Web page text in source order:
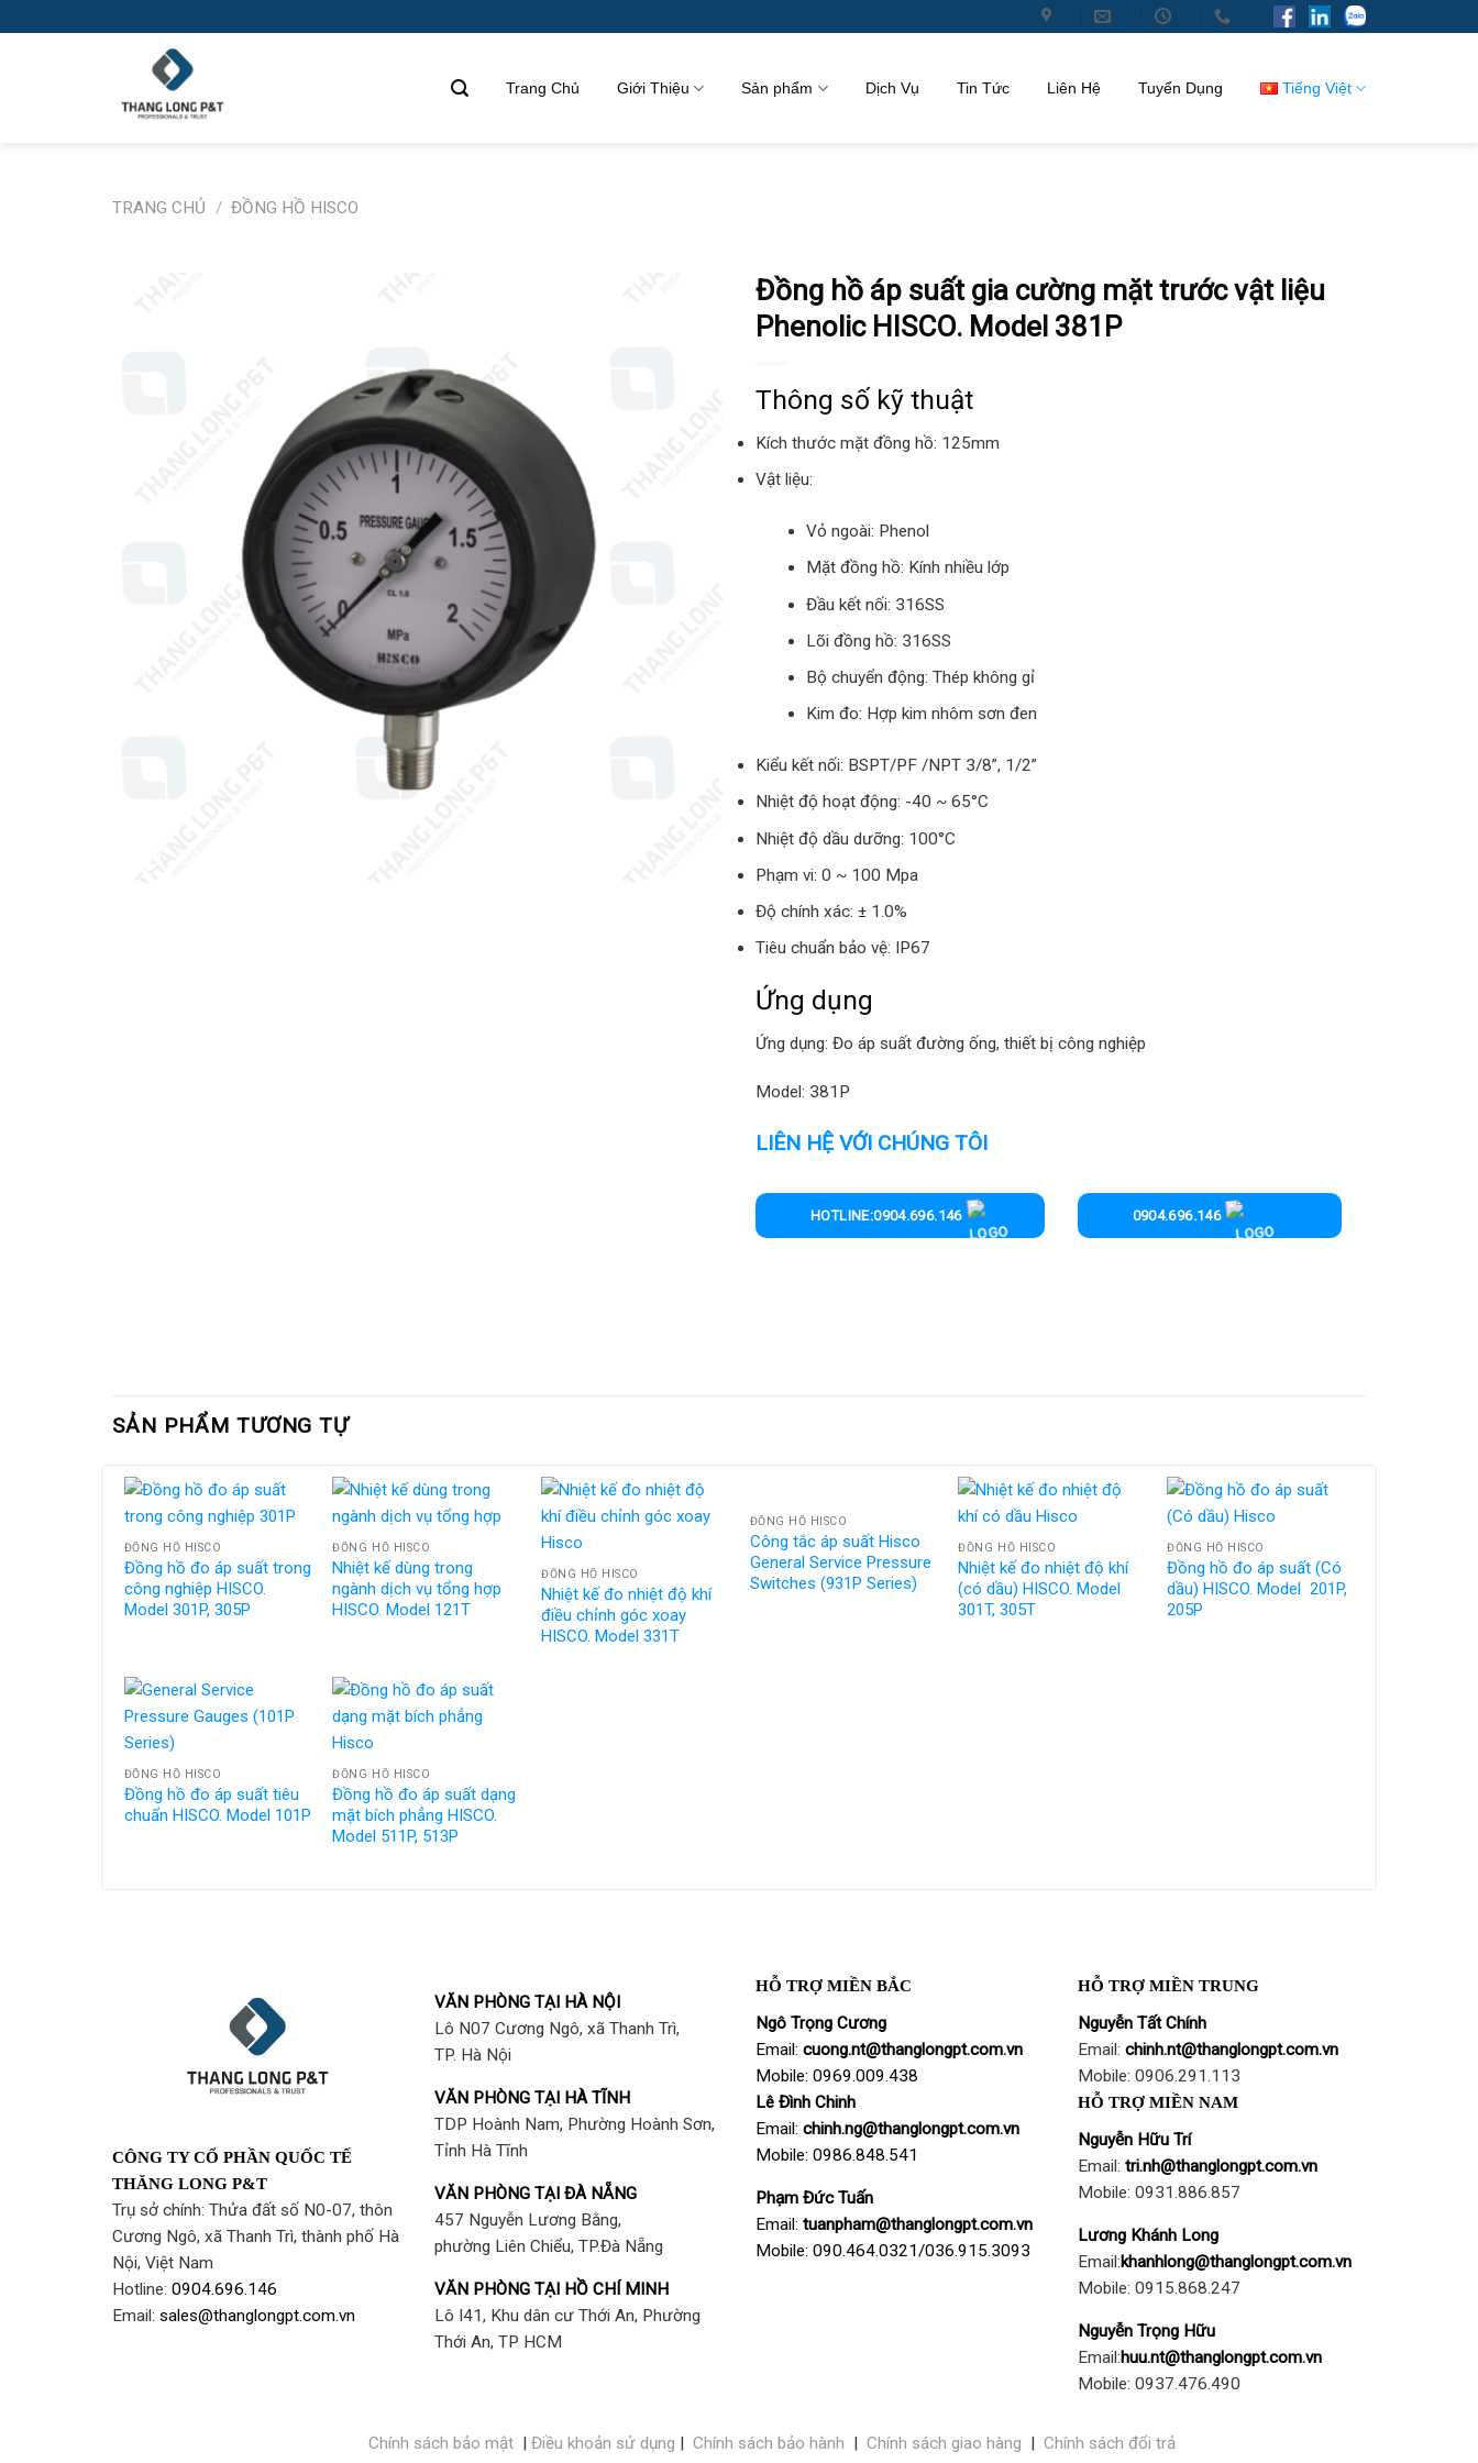
to
Trang Chủ Giới Thiệu Sản phẩm Dịch Vụ Tin Tức Liên Hệ Tuyển Dụng Tiếng Việt
TRANG CHỦ / ĐỒNG HỒ HISCO
Đồng hồ áp suất gia cường mặt trước vật liệu
Phenolic HISCO. Model 381P
Thông số kỹ thuật
Kích thước mặt đồng hồ: 125mm
Vật liệu:
Vỏ ngoài: Phenol
Mặt đồng hồ: Kính nhiều lớp
Đầu kết nối: 316SS
Lõi đồng hồ: 316SS
Bộ chuyển động: Thép không gỉ
Kim đo: Hợp kim nhôm sơn đen
Kiểu kết nối: BSPT/PF /NPT 3/8”, 1/2”
Nhiệt độ hoạt động: -40 ~ 65°C
Nhiệt độ dầu dưỡng: 100°C
Phạm vi: 0 ~ 100 Mpa
Độ chính xác: ± 1.0%
Tiêu chuẩn bảo vệ: IP67
Ứng dụng
Ứng dụng: Đo áp suất đường ống, thiết bị công nghiệp
Model: 381P
LIÊN HỆ VỚI CHÚNG TÔI
HOTLINE:0904.696.146 0904.696.146
SẢN PHẨM TƯƠNG TỰ
ĐỒNG HỒ HISCO
Đồng hồ đo áp suất trong
công nghiệp HISCO.
Model 301P, 305P
ĐỒNG HỒ HISCO
Nhiệt kế dùng trong
ngành dịch vụ tổng hợp
HISCO. Model 121T
ĐỒNG HỒ HISCO
Nhiệt kế đo nhiệt độ khí
điều chỉnh góc xoay
HISCO. Model 331T
ĐỒNG HỒ HISCO
Công tắc áp suất Hisco
General Service Pressure
Switches (931P Series)
ĐỒNG HỒ HISCO
Nhiệt kế đo nhiệt độ khí
(có dầu) HISCO. Model
301T, 305T
ĐỒNG HỒ HISCO
Đồng hồ đo áp suất (Có
dầu) HISCO. Model 201P,
205P
ĐỒNG HỒ HISCO
Đồng hồ đo áp suất tiêu
chuẩn HISCO. Model 101P
ĐỒNG HỒ HISCO
Đồng hồ đo áp suất dạng
mặt bích phẳng HISCO.
Model 511P, 513P
CÔNG TY CỔ PHẦN QUỐC TẾ
THĂNG LONG P&T
Trụ sở chính: Thửa đất số N0-07, thôn
Cương Ngô, xã Thanh Trì, thành phố Hà
Nội, Việt Nam
Hotline: 0904.696.146
Email: sales@thanglongpt.com.vn
VĂN PHÒNG TẠI HÀ NỘI
Lô N07 Cương Ngô, xã Thanh Trì,
TP. Hà Nội
VĂN PHÒNG TẠI HÀ TĨNH
TDP Hoành Nam, Phường Hoành Sơn,
Tỉnh Hà Tĩnh
VĂN PHÒNG TẠI ĐÀ NẴNG
457 Nguyễn Lương Bằng,
phường Liên Chiểu, TP.Đà Nẵng
VĂN PHÒNG TẠI HỒ CHÍ MINH
Lô I41, Khu dân cư Thới An, Phường
Thới An, TP HCM
HỖ TRỢ MIỀN BẮC
Ngô Trọng Cương
Email: cuong.nt@thanglongpt.com.vn
Mobile: 0969.009.438
Lê Đình Chinh
Email: chinh.ng@thanglongpt.com.vn
Mobile: 0986.848.541
Phạm Đức Tuấn
Email: tuanpham@thanglongpt.com.vn
Mobile: 090.464.0321/036.915.3093
HỖ TRỢ MIỀN TRUNG
Nguyễn Tất Chính
Email: chinh.nt@thanglongpt.com.vn
Mobile: 0906.291.113
HỖ TRỢ MIỀN NAM
Nguyễn Hữu Trí
Email: tri.nh@thanglongpt.com.vn
Mobile: 0931.886.857
Lương Khánh Long
Email:khanhlong@thanglongpt.com.vn
Mobile: 0915.868.247
Nguyễn Trọng Hữu
Email:huu.nt@thanglongpt.com.vn
Mobile: 0937.476.490
Chính sách bảo mật | Điều khoản sử dụng | Chính sách bảo hành | Chính sách giao hàng | Chính sách đổi trả